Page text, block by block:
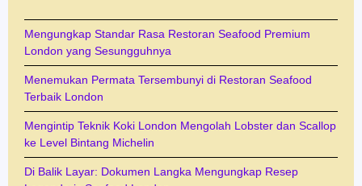
Mengungkap Standar Rasa Restoran Seafood Premium
London yang Sesungguhnya
Menemukan Permata Tersembunyi di Restoran Seafood
Terbaik London
Mengintip Teknik Koki London Mengolah Lobster dan Scallop
ke Level Bintang Michelin
Di Balik Layar: Dokumen Langka Mengungkap Resep